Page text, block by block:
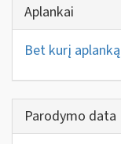
Aplankai
Bet kurį aplanką
Parodymo data